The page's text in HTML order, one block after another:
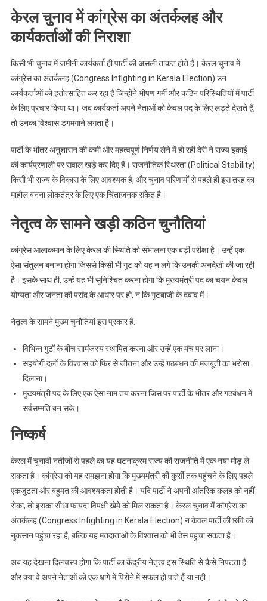
केरल चुनाव में कांग्रेस का अंतर्कलह और
कार्यकर्ताओं की निराशा
किसी भी चुनाव में जमीनी कार्यकर्ता ही पार्टी की असली ताकत होते हैं। केरल चुनाव में
कांग्रेस का अंतर्कलह (Congress Infighting in Kerala Election) उन
कार्यकर्ताओं को हतोत्साहित कर रहा है जिन्होंने भीषण गर्मी और कठिन परिस्थितियों में पार्टी
के लिए प्रचार किया था। जब कार्यकर्ता अपने नेताओं को केवल पद के लिए लड़ते देखते हैं,
तो उनका विश्वास डगमगाने लगता है।
पार्टी के भीतर अनुशासन की कमी और महत्वपूर्ण निर्णय लेने में हो रही देरी ने राज्य इकाई
की कार्यप्रणाली पर सवाल खड़े कर दिए हैं। राजनीतिक स्थिरता (Political Stability)
किसी भी राज्य के विकास के लिए आवश्यक है, और चुनाव परिणामों से पहले ही इस तरह का
माहौल बनना लोकतंत्र के लिए एक चिंताजनक संकेत है।
नेतृत्व के सामने खड़ी कठिन चुनौतियां
कांग्रेस आलाकमान के लिए केरल की स्थिति को संभालना एक बड़ी परीक्षा है। उन्हें एक
ऐसा संतुलन बनाना होगा जिससे किसी भी गुट को यह न लगे कि उनकी अनदेखी की जा रही
है। इसके साथ ही, उन्हें यह भी सुनिश्चित करना होगा कि मुख्यमंत्री पद का चयन केवल
योग्यता और जनता की पसंद के आधार पर हो, न कि गुटबाजी के दबाव में।
नेतृत्व के सामने मुख्य चुनौतियां इस प्रकार हैं:
विभिन्न गुटों के बीच सामंजस्य स्थापित करना और उन्हें एक मंच पर लाना।
सहयोगी दलों के विश्वास को फिर से जीतना और उन्हें गठबंधन की मजबूती का भरोसा
दिलाना।
मुख्यमंत्री पद के लिए एक ऐसा नाम तय करना जिस पर पार्टी के भीतर और गठबंधन में
सर्वसम्मति बन सके।
निष्कर्ष
केरल में चुनावी नतीजों से पहले का यह घटनाक्रम राज्य की राजनीति में एक नया मोड़ ले
सकता है। कांग्रेस को यह समझना होगा कि मुख्यमंत्री की कुर्सी तक पहुंचने के लिए पहले
एकजुटता और बहुमत की आवश्यकता होती है। यदि पार्टी ने अपनी आंतरिक कलह को नहीं
रोका, तो इसका सीधा फायदा विपक्षी खेमे को मिल सकता है। केरल चुनाव में कांग्रेस का
अंतर्कलह (Congress Infighting in Kerala Election) न केवल पार्टी की छवि को
नुकसान पहुंचा रहा है, बल्कि यह मतदाताओं के विश्वास को भी ठेस पहुंचा सकता है।
अब यह देखना दिलचस्प होगा कि पार्टी का केंद्रीय नेतृत्व इस स्थिति से कैसे निपटता है
और क्या वे अपने नेताओं को एक धागे में पिरोने में सफल हो पाते हैं या नहीं।